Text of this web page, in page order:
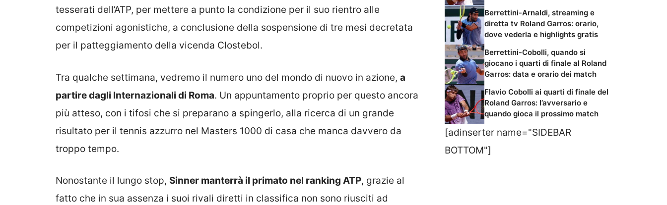
tesserati dell’ATP, per mettere a punto la condizione per il suo rientro alle
competizioni agonistiche, a conclusione della sospensione di tre mesi decretata
per il patteggiamento della vicenda Clostebol.
Tra qualche settimana, vedremo il numero uno del mondo di nuovo in azione, a
partire dagli Internazionali di Roma. Un appuntamento proprio per questo ancora
più atteso, con i tifosi che si preparano a spingerlo, alla ricerca di un grande
risultato per il tennis azzurro nel Masters 1000 di casa che manca davvero da
troppo tempo.
Nonostante il lungo stop, Sinner manterrà il primato nel ranking ATP, grazie al
fatto che in sua assenza i suoi rivali diretti in classifica non sono riusciti ad
Berrettini-Arnaldi, streaming e
diretta tv Roland Garros: orario,
dove vederla e highlights gratis
Berrettini-Cobolli, quando si
giocano i quarti di finale al Roland
Garros: data e orario dei match
Flavio Cobolli ai quarti di finale del
Roland Garros: l’avversario e
quando gioca il prossimo match
[adinserter name="SIDEBAR
BOTTOM"]